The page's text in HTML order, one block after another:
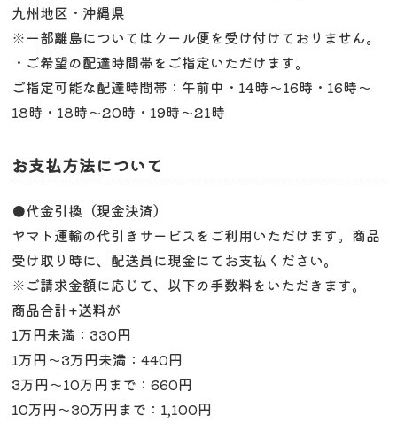
九州地区・沖縄県
※一部離島についてはクール便を受け付けておりません。
・ご希望の配達時間帯をご指定いただけます。
ご指定可能な配達時間帯：午前中・14時～16時・16時～
18時・18時～20時・19時～21時
お支払方法について
●代金引換（現金決済）
ヤマト運輸の代引きサービスをご利用いただけます。商品
受け取り時に、配送員に現金にてお支払ください。
※ご請求金額に応じて、以下の手数料をいただきます。
商品合計+送料が
1万円未満：330円
1万円〜3万円未満：440円
3万円〜10万円まで：660円
10万円〜30万円まで：1,100円